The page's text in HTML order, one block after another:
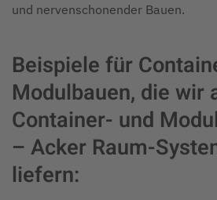
und nervenschonender Bauen.
Beispiele für
Modulbauen, die wir
Container- und
– Acker Raum-
liefern: